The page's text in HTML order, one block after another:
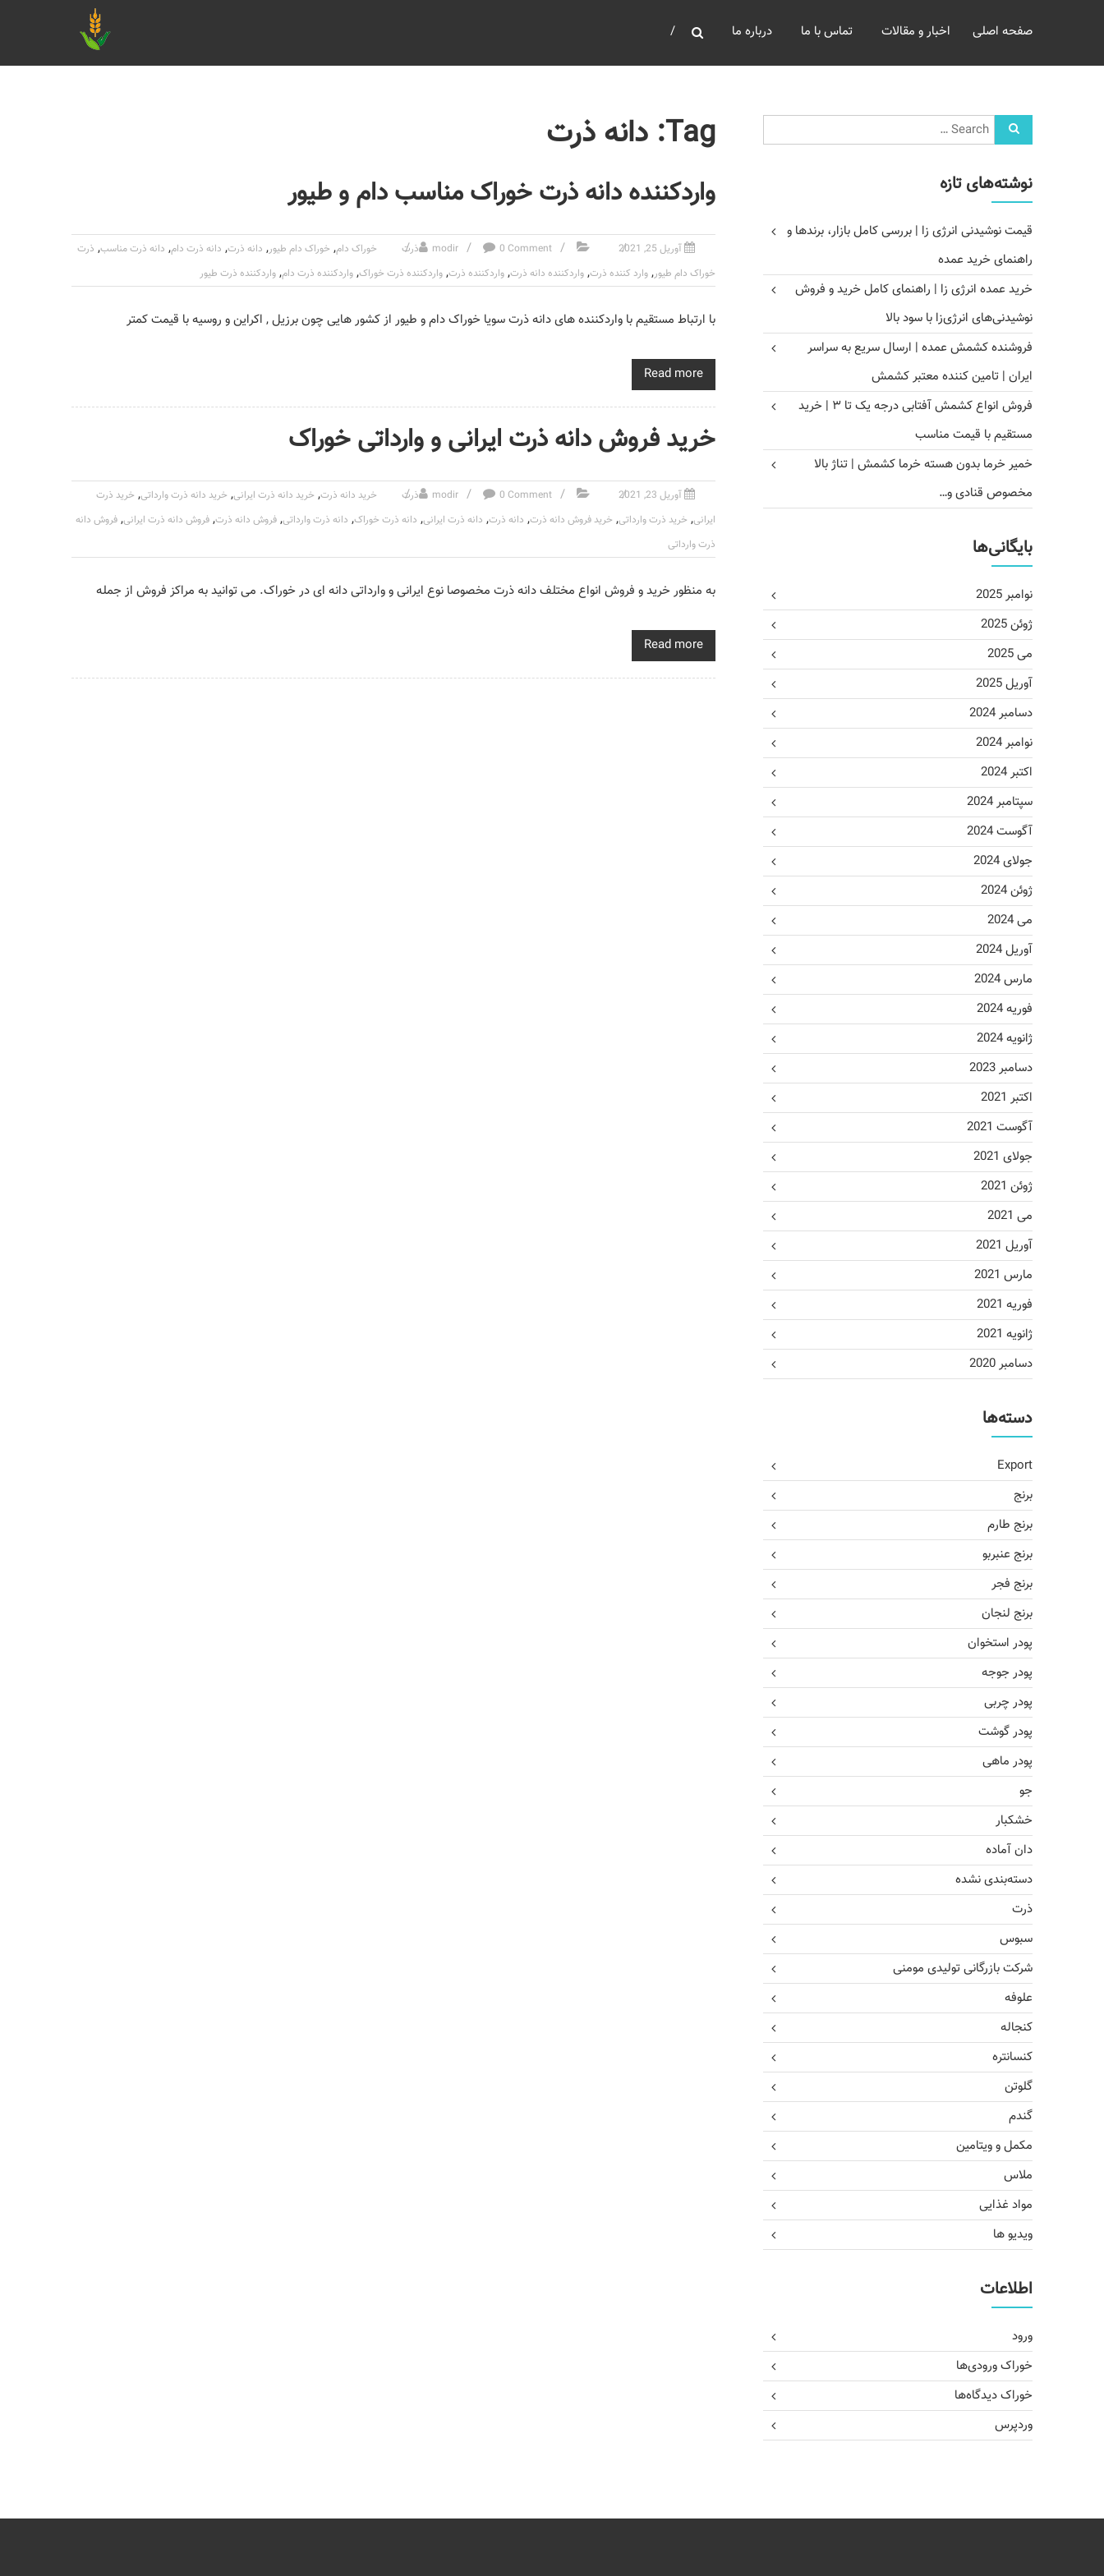
خرید
غلات
مومنی
صفحه اصلی اخبار و مقالات تماس با ما درباره ما
Tag: دانه ذرت
واردکننده دانه ذرت خوراک مناسب دام و طیور
آوریل 25, 2021 modir 0 Comment ذرت خوراک دام, خوراک دام طیور, دانه ذرت, دانه ذرت دام, دانه ذرت مناسب, ذرت
خوراک دام طیور,وارد کننده ذرت,واردکننده دانه ذرت,واردکننده ذرت,واردکننده ذرت خوراک,واردکننده ذرت دام,واردکننده ذرت طیور
با ارتباط مستقیم با واردکننده های دانه ذرت سویا خوراک دام و طیور از کشور هایی چون برزیل , اکراین و روسیه با قیمت کمتر
Read more
خرید فروش دانه ذرت ایرانی و وارداتی خوراک
آوریل 23, 2021 modir 0 Comment ذرت خرید دانه ذرت, خرید دانه ذرت ایرانی, خرید دانه ذرت وارداتی, خرید ذرت
ایرانی, خرید ذرت وارداتی, خرید فروش دانه ذرت, دانه ذرت, دانه ذرت ایرانی, دانه ذرت خوراک, دانه ذرت وارداتی,فروش دانه ذرت,فروش دانه ذرت ایرانی,فروش دانه
ذرت وارداتی
به منظور خرید و فروش انواع مختلف دانه ذرت مخصوصا نوع ایرانی و وارداتی دانه ای در خوراک. می توانید به مراکز فروش از جمله
Read more
نوشته‌های تازه
قیمت نوشیدنی انرژی زا | بررسی کامل بازار، برندها و
راهنمای خرید عمده
خرید عمده انرژی زا | راهنمای کامل خرید و فروش
نوشیدنی‌های انرژی‌زا با سود بالا
فروشنده کشمش عمده | ارسال سریع به سراسر
ایران | تامین کننده معتبر کشمش
فروش انواع کشمش آفتابی درجه یک تا ۳ | خرید
مستقیم با قیمت مناسب
خمیر خرما بدون هسته خرما کشمش | تناژ بالا
مخصوص قنادی و…
بایگانی‌ها
نوامبر 2025
ژوئن 2025
می 2025
آوریل 2025
دسامبر 2024
نوامبر 2024
اکتبر 2024
سپتامبر 2024
آگوست 2024
جولای 2024
ژوئن 2024
می 2024
آوریل 2024
مارس 2024
فوریه 2024
ژانویه 2024
دسامبر 2023
اکتبر 2021
آگوست 2021
جولای 2021
ژوئن 2021
می 2021
آوریل 2021
مارس 2021
فوریه 2021
ژانویه 2021
دسامبر 2020
دسته‌ها
Export
برنج
برنج طارم
برنج عنبربو
برنج فجر
برنج لنجان
پودر استخوان
پودر جوجه
پودر چربی
پودر گوشت
پودر ماهی
جو
خشکبار
دان آماده
دسته‌بندی نشده
ذرت
سبوس
شرکت بازرگانی تولیدی مومنی
علوفه
کنجاله
کنسانتره
گلوتن
گندم
مکمل و ویتامین
ملاس
مواد غذایی
ویدیو ها
اطلاعات
ورود
خوراک ورودی‌ها
خوراک دیدگاه‌ها
وردپرس